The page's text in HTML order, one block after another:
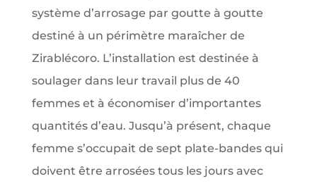
système d’arrosage par goutte à goutte
destiné à un périmètre maraîcher de
Zirablécoro. L’installation est destinée à
soulager dans leur travail plus de 40
femmes et à économiser d’importantes
quantités d’eau. Jusqu’à présent, chaque
femme s’occupait de sept plate-bandes qui
doivent être arrosées tous les jours avec